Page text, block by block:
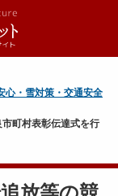
心・雪対策・交通安全
町村表彰伝達式を行